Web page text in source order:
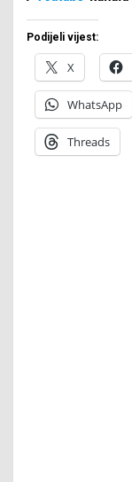
Podijeli vijest:
X
WhatsApp
Threads